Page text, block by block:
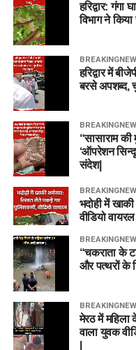
हरिद्वार:
विभाग ने
हरिद्वार में
बरसे अपशब्द,
“सासाराम
‘ऑपरेशन
संदेश|
भदोही में
वीडियो वायरल |
“चकराता के
और पत्थरों के
मेरठ में
वाला युवक